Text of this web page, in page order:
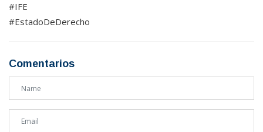
#IFE
#EstadoDeDerecho
Comentarios